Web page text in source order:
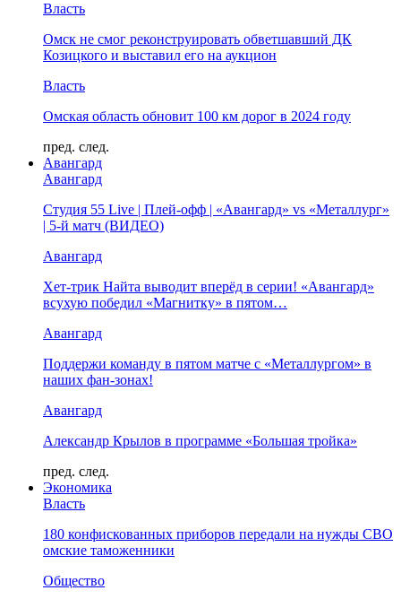
Власть
Омск не смог реконструировать обветшавший ДК
Козицкого и выставил его на аукцион
Власть
Омская область обновит 100 км дорог в 2024 году
пред. след.
Авангард
Авангард
Студия 55 Live | Плей-офф | «Авангард» vs «Металлург»
| 5-й матч (ВИДЕО)
Авангард
Хет-трик Найта выводит вперёд в серии! «Авангард»
всухую победил «Магнитку» в пятом…
Авангард
Поддержи команду в пятом матче с «Металлургом» в
наших фан-зонах!
Авангард
Александр Крылов в программе «Большая тройка»
пред. след.
Экономика
Власть
180 конфискованных приборов передали на нужды СВО
омские таможенники
Общество